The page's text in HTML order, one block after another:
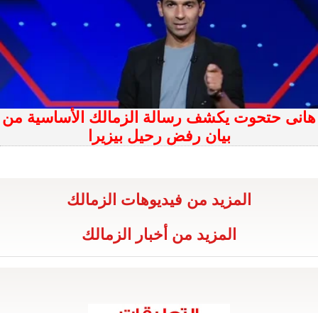
هانى حتحوت يكشف رسالة الزمالك الأساسية من
بيان رفض رحيل بيزيرا
المزيد من فيديوهات الزمالك
المزيد من أخبار الزمالك